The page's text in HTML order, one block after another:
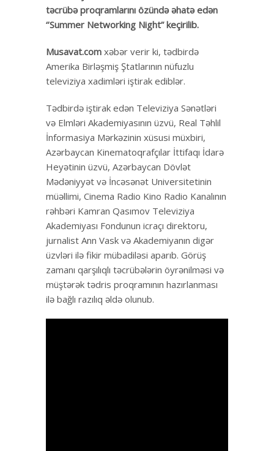
təcrübə proqramlarını özündə əhatə edən
‘’Summer Networking Night” keçirilib.
Musavat.com xəbər verir ki, tədbirdə
Amerika Birləşmiş Ştatlarının nüfuzlu
televiziya xadimləri iştirak ediblər.
Tədbirdə iştirak edən Televiziya Sənətləri
və Elmləri Akademiyasının üzvü, Real Təhlil
İnformasiya Mərkəzinin xüsusi müxbiri,
Azərbaycan Kinematoqrafçılar İttifaqı İdarə
Heyətinin üzvü, Azərbaycan Dövlət
Mədəniyyət və İncəsənət Universitetinin
müəllimi, Cinema Radio Kino Radio Kanalının
rəhbəri Kamran Qasımov Televiziya
Akademiyası Fondunun icraçı direktoru,
jurnalist Ann Vask və Akademiyanın digər
üzvləri ilə fikir mübadiləsi aparıb. Görüş
zamanı qarşılıqlı təcrübələrin öyrənilməsi və
müştərək tədris proqramının hazırlanması
ilə bağlı razılıq əldə olunub.